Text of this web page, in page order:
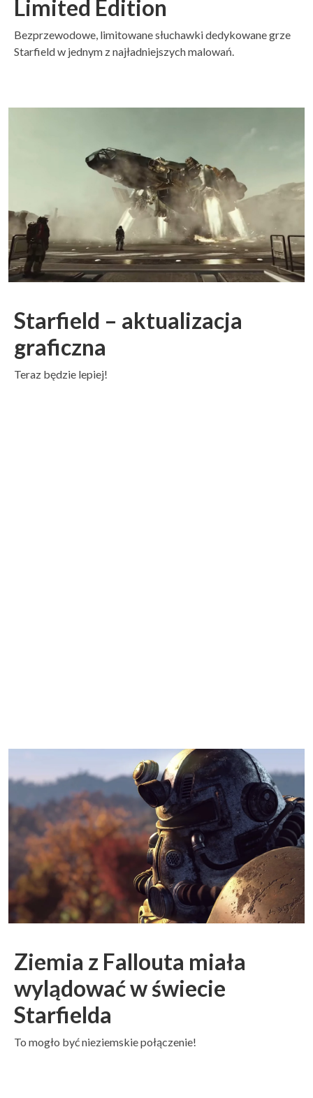
Limited Edition
Bezprzewodowe, limitowane słuchawki dedykowane grze
Starfield w jednym z najładniejszych malowań.
Starfield – aktualizacja
graficzna
Teraz będzie lepiej!
Ziemia z Fallouta miała
wylądować w świecie
Starfielda
To mogło być nieziemskie połączenie!